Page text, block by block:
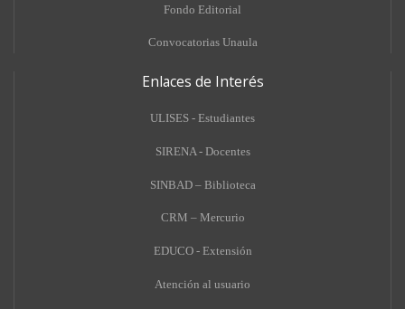
Fondo Editorial
Convocatorias Unaula
Enlaces de Interés
ULISES - Estudiantes
SIRENA - Docentes
SINBAD – Biblioteca
CRM – Mercurio
EDUCO - Extensión
Atención al usuario